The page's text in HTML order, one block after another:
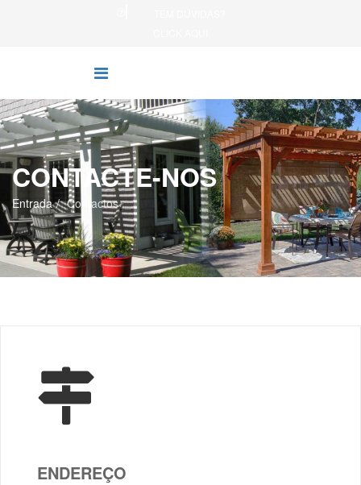
CONTACTE-NOS
Entrada Contactos
ENDEREÇO